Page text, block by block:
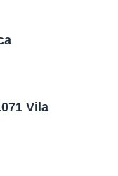
Vila